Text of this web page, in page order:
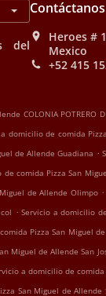
del
Contáctanos
Heroes #
Mexico
+52 415
COLONIA POTRERO
domicilio de comida
de Allende Guadiana .
comida Pizza San
de Allende Olimpo .
. Servicio a domicilio
Pizza San Miguel
Miguel de Allende San
a domicilio de
San Miguel de Allende